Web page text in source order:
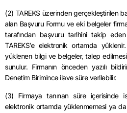
(2) TAREKS üzerinden gerçekleştirilen
alan Başvuru Formu ve eki belgeler
tarafından başvuru tarihini takip
TAREKS’e elektronik ortamda
yüklenen bilgi ve belgeler, talep
sunulur. Firmanın önceden yazılı
Denetim Birimince ilave süre verilebilir.
(3) Firmaya tanınan süre içerisinde
elektronik ortamda yüklenmemesi ya